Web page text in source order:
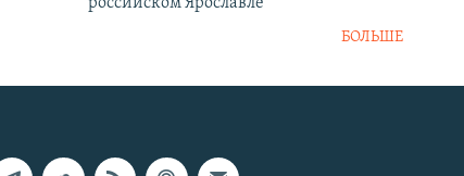
российском Ярославле
БОЛЬШЕ